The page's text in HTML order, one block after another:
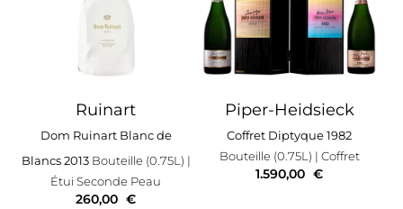
Ruinart
Dom Ruinart Blanc de
Blancs 2013Bouteille (0.75L) |
Étui Seconde Peau
260,00 €
Piper-Heidsieck
Coffret Diptyque 1982
Bouteille (0.75L) | Coffret
1.590,00 €